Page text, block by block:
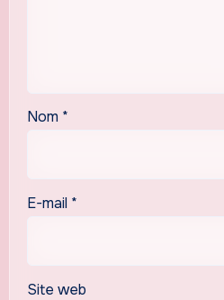
Nom *
E-mail *
Site web